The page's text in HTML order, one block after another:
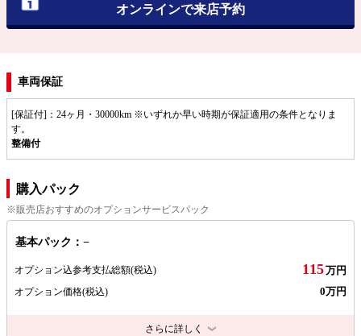
オンラインで来店予約
車両保証
[保証付]：24ヶ月・30000km ※いずれか早い時期が保証適用の条件となりま
す。
整備付
購入パック
※販売店おすすめのオプションサービスパック
基本パック：−
オプション込参考支払総額(税込) 115万円
オプション価格(税込) 0万円
さらに詳しく